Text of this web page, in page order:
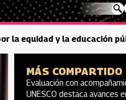
la equidad y la educación
MÁS COMPARTIDO
Evaluación con
UNESCO destaca avances